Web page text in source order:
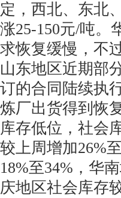
定，西北、东北
涨25-150元/吨。
求恢复缓慢，不
山东地区近期部
订的合同陆续执
炼厂出货得到恢
库存低位，社会
较上周增加26%
18%至34%，华
庆地区社会库存